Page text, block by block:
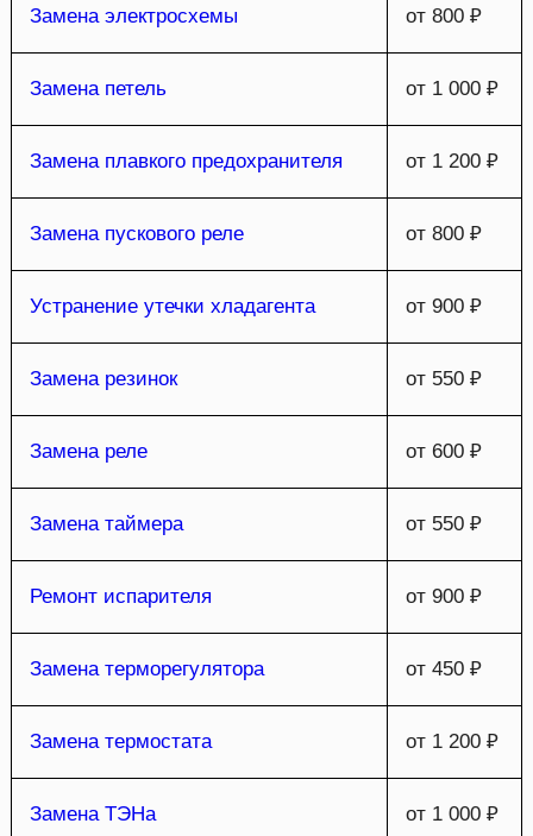
Замена электросхемы от 800 ₽
Замена петель от 1 000 ₽
Замена плавкого предохранителя от 1 200 ₽
Замена пускового реле от 800 ₽
Устранение утечки хладагента от 900 ₽
Замена резинок от 550 ₽
Замена реле от 600 ₽
Замена таймера от 550 ₽
Ремонт испарителя от 900 ₽
Замена терморегулятора от 450 ₽
Замена термостата от 1 200 ₽
Замена ТЭНа от 1 000 ₽